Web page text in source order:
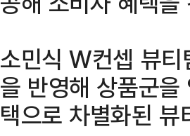
소민식 W컨셉 뷰
을 반영해 상품군
택으로 차별화된